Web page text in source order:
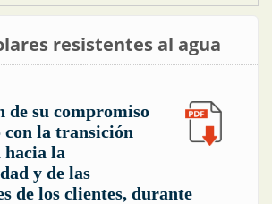
resistentes al agua
de su compromiso
con la transición
hacia la
y de las
de los clientes, durante